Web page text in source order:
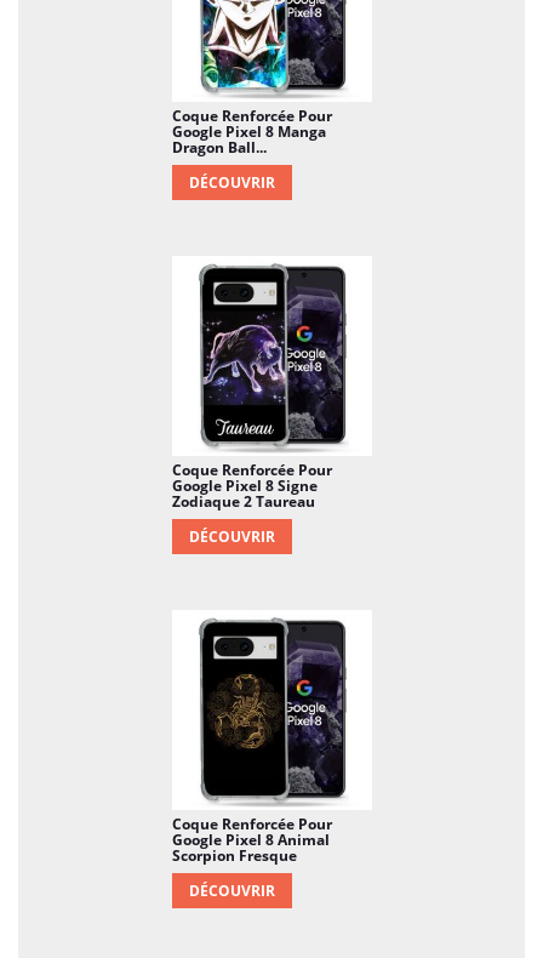
Coque Renforcée Pour
Google Pixel 8 Manga
Dragon Ball...
DÉCOUVRIR
Coque Renforcée Pour
Google Pixel 8 Signe
Zodiaque 2 Taureau
DÉCOUVRIR
Coque Renforcée Pour
Google Pixel 8 Animal
Scorpion Fresque
DÉCOUVRIR